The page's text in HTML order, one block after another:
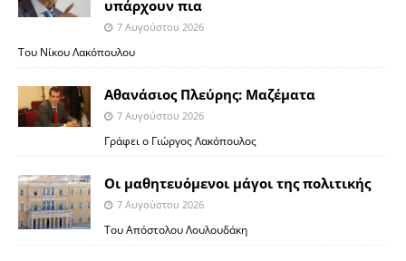
υπάρχουν πια
7 Αυγούστου 2026
Του Νίκου Λακόπουλου
Αθανάσιος Πλεύρης: Μαζέματα
7 Αυγούστου 2026
Γράφει ο Γιώργος Λακόπουλος
Οι μαθητευόμενοι μάγοι της πολιτικής
7 Αυγούστου 2026
Του Απόστολου Λουλουδάκη